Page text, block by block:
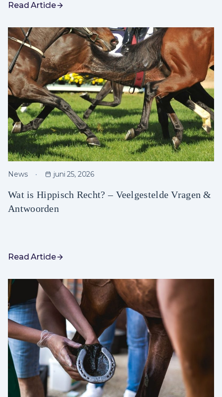
Read Article
News juni 25, 2026
Wat is Hippisch Recht? – Veelgestelde Vragen &
Antwoorden
Read Article